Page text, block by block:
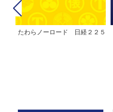
たわらノーロード 日経２２５